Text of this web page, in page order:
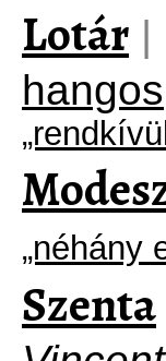
Lotár |
hangos
„néhány
Szenta